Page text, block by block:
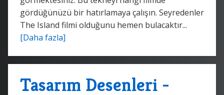
gördüğünüzü bir hatırlamaya çalışın. Seyredenler
The Island filmi olduğunu hemen bulacaktır...
[Daha fazla]
Tasarım Desenleri -